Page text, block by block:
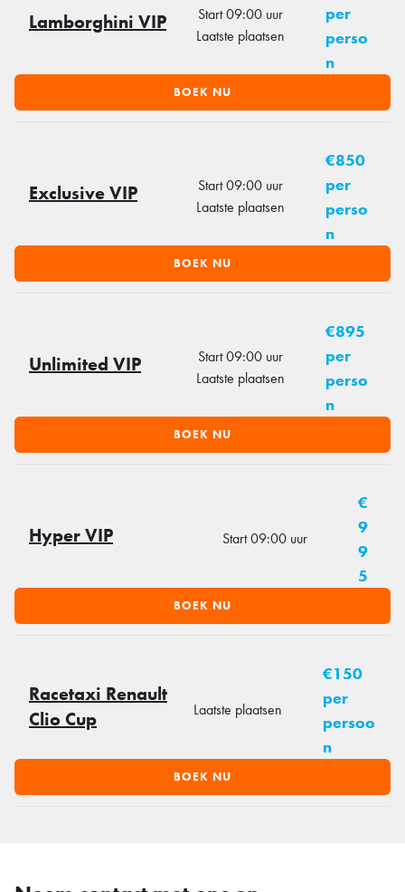
Lamborghini VIP
Start 09:00 uur
Laatste plaatsen
per
perso
n
BOEK NU
Exclusive VIP
Start 09:00 uur
Laatste plaatsen
€850
per
perso
n
BOEK NU
Unlimited VIP
Start 09:00 uur
Laatste plaatsen
€895
per
perso
n
BOEK NU
Hyper VIP Start 09:00 uur
€
9
9
5
BOEK NU
Racetaxi Renault
Clio Cup
Laatste plaatsen
€150
per
persoo
n
BOEK NU